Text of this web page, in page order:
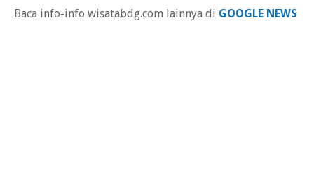
Baca info-info wisatabdg.com lainnya di GOOGLE NEWS